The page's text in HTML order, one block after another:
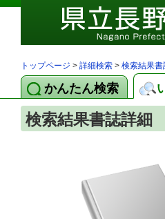
トップページ > 詳細検索 > 検索結果書
かんたん検索
検索結果書誌詳細